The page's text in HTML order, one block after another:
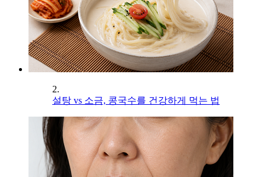
2.
설탕 vs 소금, 콩국수를 건강하게 먹는 법